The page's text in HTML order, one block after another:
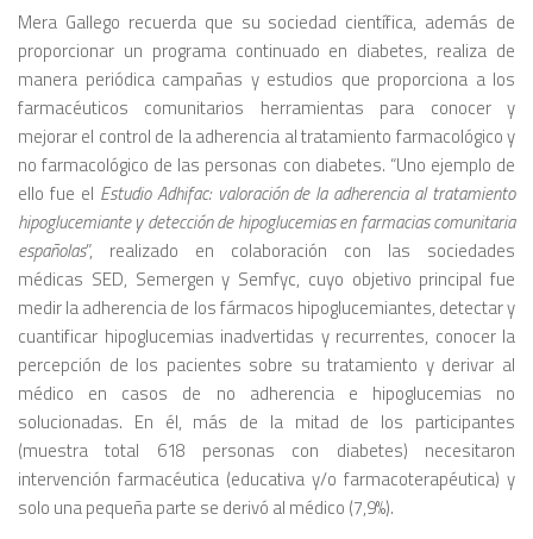
Mera Gallego recuerda que su sociedad científica, además de
proporcionar un programa continuado en diabetes, realiza de
manera periódica campañas y estudios que proporciona a los
farmacéuticos comunitarios herramientas para conocer y
mejorar el control de la adherencia al tratamiento farmacológico y
no farmacológico de las personas con diabetes. “Uno ejemplo de
ello fue el Estudio Adhifac: valoración de la adherencia al tratamiento
hipoglucemiante y detección de hipoglucemias en farmacias comunitaria
españolas”, realizado en colaboración con las sociedades
médicas SED, Semergen y Semfyc, cuyo objetivo principal fue
medir la adherencia de los fármacos hipoglucemiantes, detectar y
cuantificar hipoglucemias inadvertidas y recurrentes, conocer la
percepción de los pacientes sobre su tratamiento y derivar al
médico en casos de no adherencia e hipoglucemias no
solucionadas. En él, más de la mitad de los participantes
(muestra total 618 personas con diabetes) necesitaron
intervención farmacéutica (educativa y/o farmacoterapéutica) y
solo una pequeña parte se derivó al médico (7,9%).